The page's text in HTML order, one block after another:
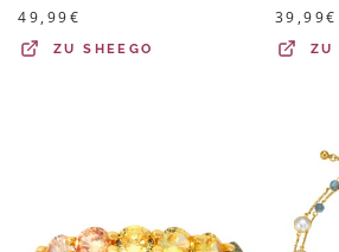
49,99€
ZUSHEEGO
39,99€
ZU